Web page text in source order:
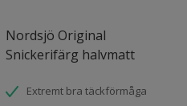
Nordsjö Original
Snickerifärg halvmatt
Extremt bra täckförmåga